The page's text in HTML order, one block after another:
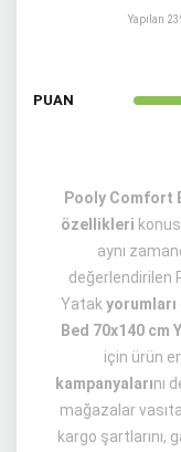
Yapılan
PUAN
Pooly Comfort
özellikleri
aynı
değerlendirilen
Yatak yorumları
Bed 70x140 cm
için ürün
kampanyalarını
mağazalar
kargo şartlarını,